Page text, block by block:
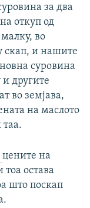
за два
откуп од
во
скап, и нашите
суровина
другите
во земјава,
на маслото
таа.
цените на
остава
што поскап